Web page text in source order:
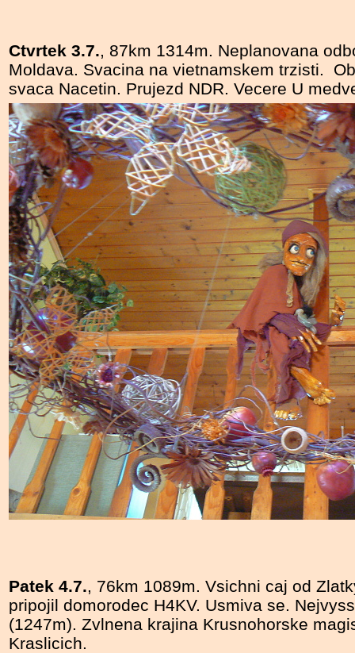
Ctvrtek 3.7., 87km 1314m. Neplanovana
Moldava. Svacina na vietnamskem trzisti.
svaca Nacetin. Prujezd NDR. Vecere U
Patek 4.7., 76km 1089m. Vsichni caj od
pripojil domorodec H4KV. Usmiva se.
(1247m). Zvlnena krajina Krusnohorske
Kraslicich.